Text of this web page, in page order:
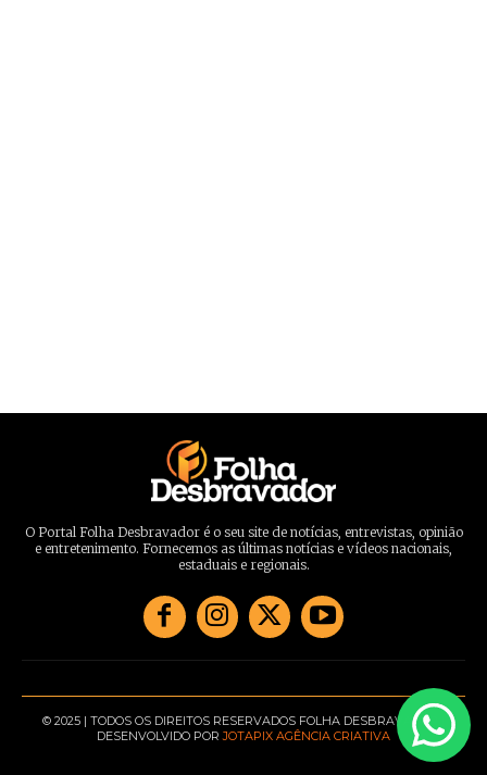
O Portal Folha Desbravador é o seu site de notícias, entrevistas, opinião
e entretenimento. Fornecemos as últimas notícias e vídeos nacionais,
estaduais e regionais.
© 2025 | TODOS OS DIREITOS RESERVADOS FOLHA DESBRAVADOR |
DESENVOLVIDO PORJOTAPIX AGÊNCIA CRIATIVA